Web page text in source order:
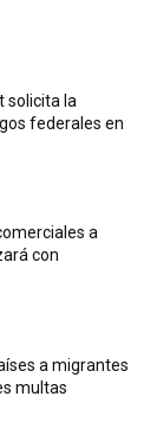
solicita la
federales en
a
con
a migrantes
multas